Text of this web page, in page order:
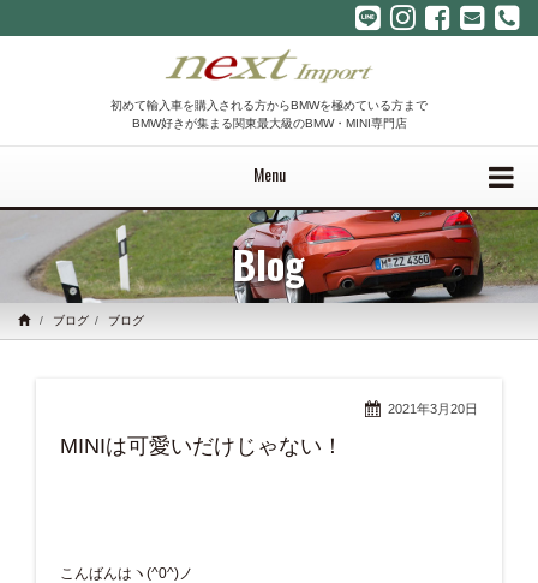
初めて輸入車を購入される方からBMWを極めている方まで
BMW好きが集まる関東最大級のBMW・MINI専門店
Menu
Blog
ブログ ブログ
2021年3月20日
MINIは可愛いだけじゃない！
こんばんはヽ(^0^)ノ